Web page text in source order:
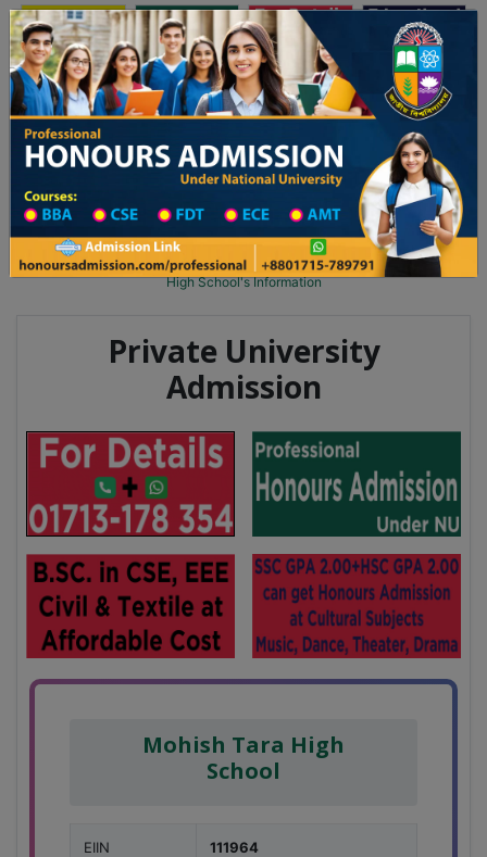
Toggle navigation অনার্স ভর্তি প্রফেশনাল অনার্স
Updates
২৬ শিক্ষাবর্ষের ১ম বর্ষের ভর্তি আবেদন বিজ্ঞপ্তি ঢাকা বিশ্ববিদ্যালয় ২০২৫-২৬ শিক্ষাবর্ষে
School Category
High School in Mymensingh Wise
High School List
High School's Information
Private University
Admission
Mohish Tara High
School
EIIN 111964